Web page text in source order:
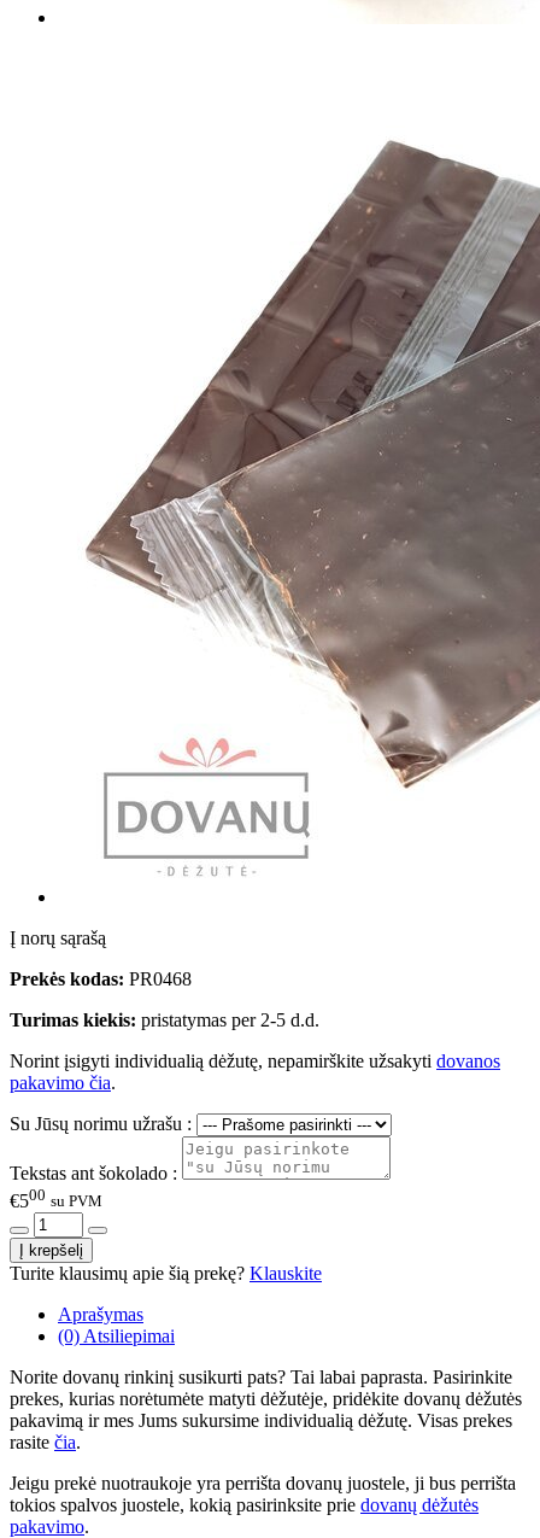
Į norų sąrašą
Prekės kodas: PR0468
Turimas kiekis: pristatymas per 2-5 d.d.
Norint įsigyti individualią dėžutę, nepamirškite užsakyti dovanos
pakavimo čia.
Su Jūsų norimu užrašu :
Tekstas ant šokolado :
€500 su PVM
Turite klausimų apie šią prekę? Klauskite
Aprašymas
(0) Atsiliepimai
Norite dovanų rinkinį susikurti pats? Tai labai paprasta. Pasirinkite
prekes, kurias norėtumėte matyti dėžutėje, pridėkite dovanų dėžutės
pakavimą ir mes Jums sukursime individualią dėžutę. Visas prekes
rasite čia.
Jeigu prekė nuotraukoje yra perrišta dovanų juostele, ji bus perrišta
tokios spalvos juostele, kokią pasirinksite prie dovanų dėžutės
pakavimo.